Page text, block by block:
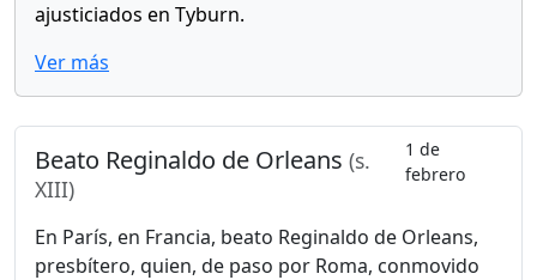
ajusticiados en Tyburn.
Ver más
Beato Reginaldo de Orleans (s.
XIII)
1 de
febrero
En París, en Francia, beato Reginaldo de Orleans,
presbítero, quien, de paso por Roma, conmovido